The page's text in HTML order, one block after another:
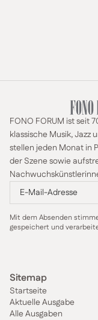
FONO FORUM ist seit
klassische Musik, Jazz
stellen jeden Monat in
der Szene sowie
Mit dem Absenden
gespeichert und
Sitemap
Startseite
Aktuelle Ausgabe
Alle Ausgaben